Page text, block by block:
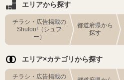
エリアから探す
チラシ・広告掲載の
Shufoo!（シュフ
ー）
都道府県から
探す
エリア×カテゴリから探す
チラシ・広告掲載の